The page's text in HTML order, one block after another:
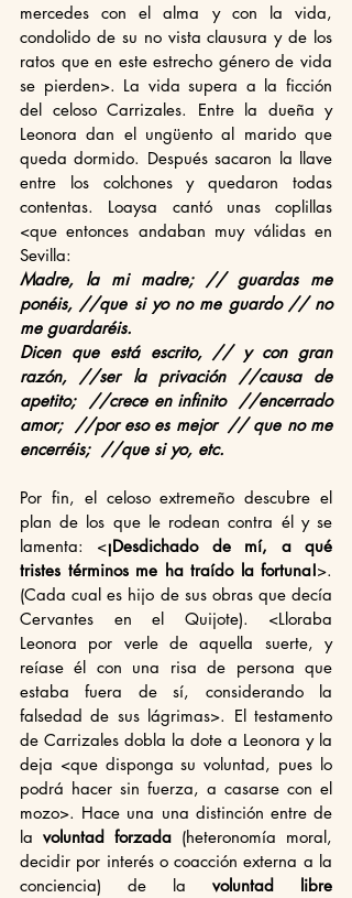
mercedes con el alma y con la vida,
condolido de su no vista clausura y de los
ratos que en este estrecho género de vida
se pierden>. La vida supera a la ficción
del celoso Carrizales. Entre la dueña y
Leonora dan el ungüento al marido que
queda dormido. Después sacaron la llave
entre los colchones y quedaron todas
contentas. Loaysa cantó unas coplillas
<que entonces andaban muy válidas en
Sevilla:
Madre, la mi madre; // guardas me
ponéis, //que si yo no me guardo // no
me guardaréis.
Dicen que está escrito, // y con gran
razón, //ser la privación //causa de
apetito;  //crece en infinito  //encerrado
amor;  //por eso es mejor  // que no me
encerréis;  //que si yo, etc.
Por fin, el celoso extremeño descubre el
plan de los que le rodean contra él y se
lamenta: <¡Desdichado de mí, a qué
tristes términos me ha traído la fortuna!>.
(Cada cual es hijo de sus obras que decía
Cervantes en el Quijote). <Lloraba
Leonora por verle de aquella suerte, y
reíase él con una risa de persona que
estaba fuera de sí, considerando la
falsedad de sus lágrimas>. El testamento
de Carrizales dobla la dote a Leonora y la
deja <que disponga su voluntad, pues lo
podrá hacer sin fuerza, a casarse con el
mozo>. Hace una una distinción entre de
la voluntad forzada (heteronomía moral,
decidir por interés o coacción externa a la
conciencia) de la voluntad libre